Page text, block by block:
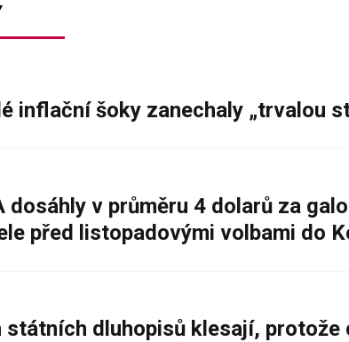
inflační šoky zanechaly „trvalou
dosáhly v průměru 4 dolarů za
před listopadovými volbami do
státních dluhopisů klesají,